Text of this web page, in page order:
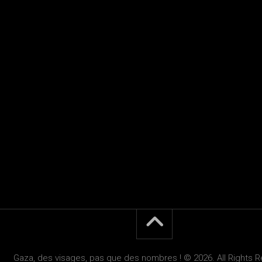
Gaza, des visages, pas que des nombres ! © 2026. All Rights